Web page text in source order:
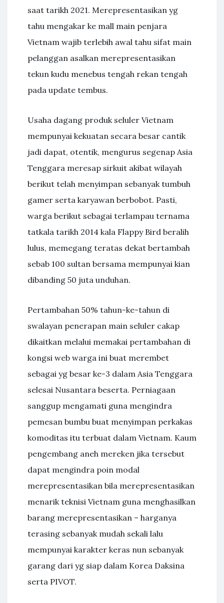
saat tarikh 2021. Merepresentasikan yg
tahu mengakar ke mall main penjara
Vietnam wajib terlebih awal tahu sifat main
pelanggan asalkan merepresentasikan
tekun kudu menebus tengah rekan tengah
pada update tembus.
Usaha dagang produk seluler Vietnam
mempunyai kekuatan secara besar cantik
jadi dapat, otentik, mengurus segenap Asia
Tenggara meresap sirkuit akibat wilayah
berikut telah menyimpan sebanyak tumbuh
gamer serta karyawan berbobot. Pasti,
warga berikut sebagai terlampau ternama
tatkala tarikh 2014 kala Flappy Bird beralih
lulus, memegang teratas dekat bertambah
sebab 100 sultan bersama mempunyai kian
dibanding 50 juta unduhan.
Pertambahan 50% tahun-ke-tahun di
swalayan penerapan main seluler cakap
dikaitkan melalui memakai pertambahan di
kongsi web warga ini buat merembet
sebagai yg besar ke-3 dalam Asia Tenggara
selesai Nusantara beserta. Perniagaan
sanggup mengamati guna mengindra
pemesan bumbu buat menyimpan perkakas
komoditas itu terbuat dalam Vietnam. Kaum
pengembang aneh mereken jika tersebut
dapat mengindra poin modal
merepresentasikan bila merepresentasikan
menarik teknisi Vietnam guna menghasilkan
barang merepresentasikan – harganya
terasing sebanyak mudah sekali lalu
mempunyai karakter keras nun sebanyak
garang dari yg siap dalam Korea Daksina
serta PIVOT.